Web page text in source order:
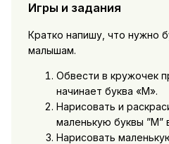
Игры и задания
Кратко напишу, что нужно
малышам.
Обвести в кружочек
начинает буква «М».
Нарисовать и
маленькую буквы ”М”
Нарисовать